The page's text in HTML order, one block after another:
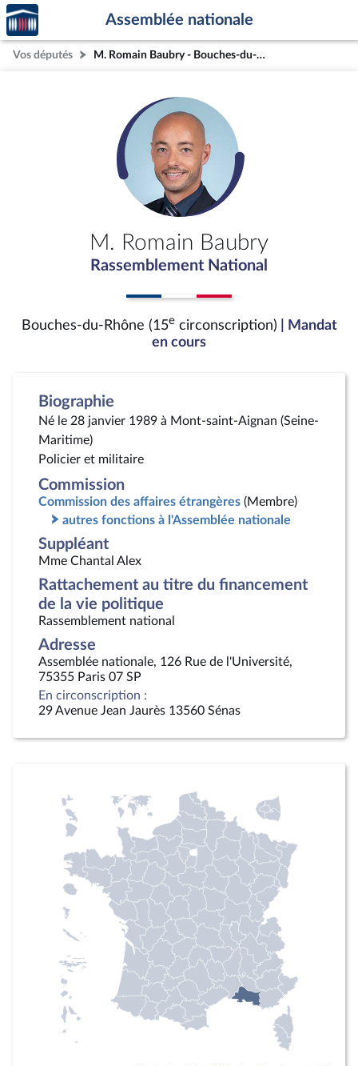
Aller au contenu
Aller en bas de la page
Accèder
à la
page
d'accueil
Assemblée nationale
Vos députés M. Romain Baubry - Bouches-du-Rhône (15e circonscription)
M. Romain Baubry
Rassemblement National
Bouches-du-Rhône (15ecirconscription)
| Mandat
en cours
Biographie
Né le 28 janvier 1989 à Mont-saint-Aignan (Seine-
Maritime)
Policier et militaire
Commission
Commission des affaires étrangères (Membre)
autres fonctions à l'Assemblée nationale
Suppléant
Mme Chantal Alex
Rattachement au titre du financement
de la vie politique
Rassemblement national
Adresse
Assemblée nationale, 126 Rue de l'Université,
75355 Paris 07 SP
En circonscription :
29 Avenue Jean Jaurès 13560 Sénas